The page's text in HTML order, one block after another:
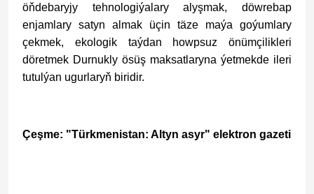
öňdebaryjy tehnologiýalary alyşmak, döwrebap
enjamlary satyn almak üçin täze maýa goýumlary
çekmek, ekologik taýdan howpsuz önümçilikleri
döretmek Durnukly ösüş maksatlaryna ýetmekde ileri
tutulýan ugurlaryň biridir.
Çeşme: "Türkmenistan: Altyn asyr" elektron gazeti